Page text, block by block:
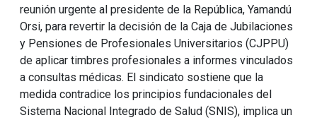
reunión urgente al presidente de la República, Yamandú
Orsi, para revertir la decisión de la Caja de Jubilaciones
y Pensiones de Profesionales Universitarios (CJPPU)
de aplicar timbres profesionales a informes vinculados
a consultas médicas. El sindicato sostiene que la
medida contradice los principios fundacionales del
Sistema Nacional Integrado de Salud (SNIS), implica un